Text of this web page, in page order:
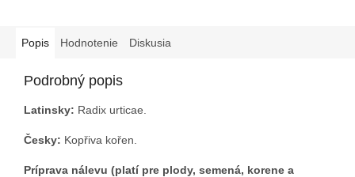
Popis Hodnotenie Diskusia
Podrobný popis
Latinsky: Radix urticae.
Česky: Kopřiva kořen.
Príprava nálevu (platí pre plody, semená, korene a